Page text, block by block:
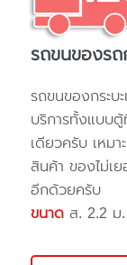
รถขนของรถ
รถขนของกระบ
บริการทั้งแบบ
เดียวครับ เหม
สินค้า ของไม่เ
อีกด้วยครับ
ขนาด ส. 2.2 ม